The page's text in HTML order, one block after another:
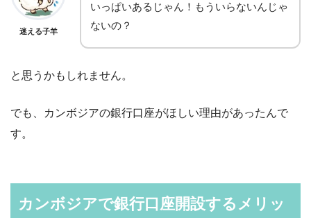
迷える子羊
いっぱいあるじゃん！もういらないんじゃ
ないの？
と思うかもしれません。
でも、カンボジアの銀行口座がほしい理由があったんで
す。
カンボジアで銀行口座開設するメリッ